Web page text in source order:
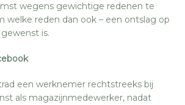
wegens gewichtige redenen te
welke reden dan ook – een ontslag op
is.
een werknemer rechtstreeks bij
als magazijnmedewerker, nadat